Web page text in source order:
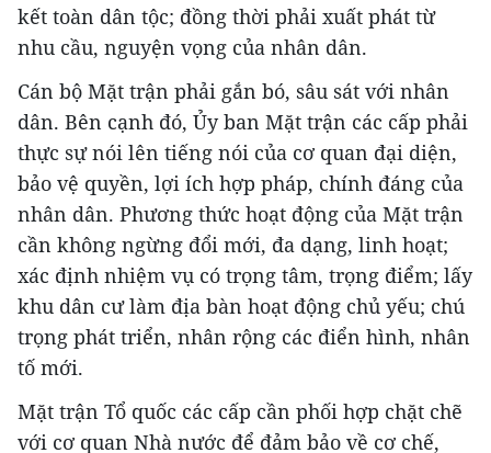
kết toàn dân tộc; đồng thời phải xuất phát từ
nhu cầu, nguyện vọng của nhân dân.
Cán bộ Mặt trận phải gắn bó, sâu sát với nhân
dân. Bên cạnh đó, Ủy ban Mặt trận các cấp phải
thực sự nói lên tiếng nói của cơ quan đại diện,
bảo vệ quyền, lợi ích hợp pháp, chính đáng của
nhân dân. Phương thức hoạt động của Mặt trận
cần không ngừng đổi mới, đa dạng, linh hoạt;
xác định nhiệm vụ có trọng tâm, trọng điểm; lấy
khu dân cư làm địa bàn hoạt động chủ yếu; chú
trọng phát triển, nhân rộng các điển hình, nhân
tố mới.
Mặt trận Tổ quốc các cấp cần phối hợp chặt chẽ
với cơ quan Nhà nước để đảm bảo về cơ chế,